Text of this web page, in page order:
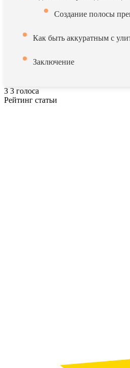
Создание полосы
Как быть аккуратным с
Заключение
3 3 голоса
Рейтинг статьи